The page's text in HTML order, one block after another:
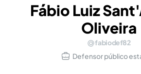
Fábio Luiz
Oliveira
fabiodef82
Defensor público